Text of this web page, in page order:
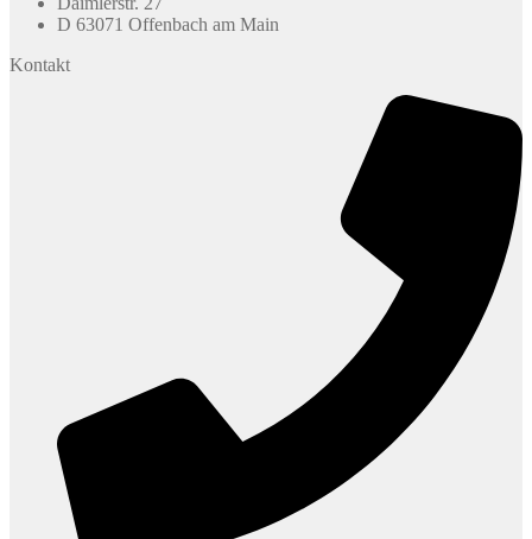
D 63071 Offenbach am Main
Kontakt